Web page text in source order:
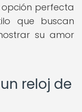
opción perfecta
que buscan
su amor
reloj de